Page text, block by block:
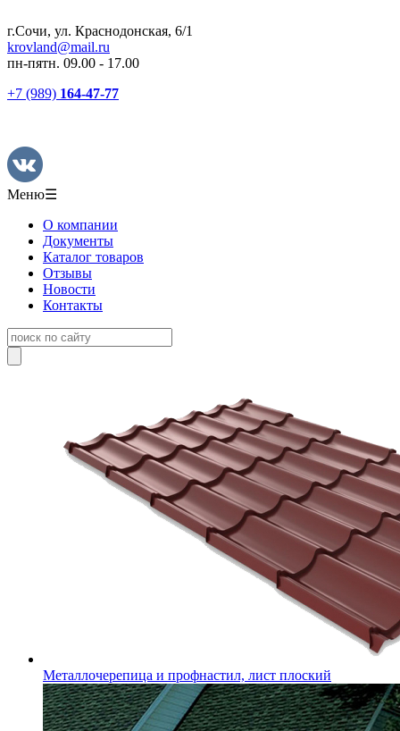
г.Сочи, ул. Краснодонская, 6/1
krovland@mail.ru
пн-пятн. 09.00 - 17.00
+7 (989) 164-47-77
Меню☰
О компании
Документы
Каталог товаров
Отзывы
Новости
Контакты
Металлочерепица и профнастил, лист плоский